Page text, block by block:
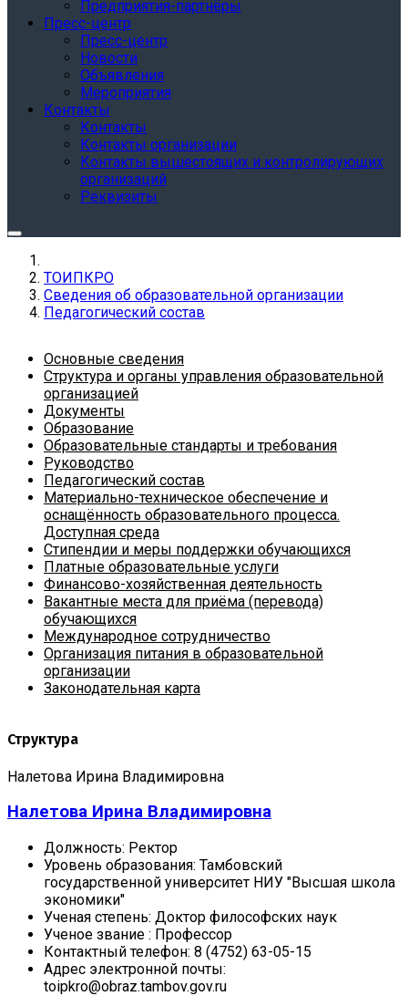
Предприятия-партнёры
Пресс-центр
Пресс-центр
Новости
Объявления
Мероприятия
Контакты
Контакты
Контакты организации
Контакты вышестоящих и контролирующих
организаций
Реквизиты
ТОИПКРО
Сведения об образовательной организации
Педагогический состав
Основные сведения
Структура и органы управления образовательной
организацией
Документы
Образование
Образовательные стандарты и требования
Руководство
Педагогический состав
Материально-техническое обеспечение и
оснащённость образовательного процесса.
Доступная среда
Стипендии и меры поддержки обучающихся
Платные образовательные услуги
Финансово-хозяйственная деятельность
Вакантные места для приёма (перевода)
обучающихся
Международное сотрудничество
Организация питания в образовательной
организации
Законодательная карта
Структура
Налетова Ирина Владимировна
Налетова Ирина Владимировна
Должность: Ректор
Уровень образования: Тамбовский
государственной университет НИУ "Высшая школа
экономики"
Ученая степень: Доктор философских наук
Ученое звание : Профессор
Контактный телефон: 8 (4752) 63-05-15
Адрес электронной почты:
toipkro@obraz.tambov.gov.ru